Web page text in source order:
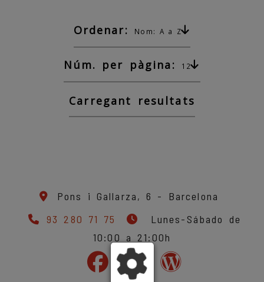
Ordenar: Nom: A a Z
Núm. per pàgina: 12
Carregant resultats
Pons i Gallarza, 6 - Barcelona
93 280 71 75
Lunes-Sábado de
10:00 a 21:00h